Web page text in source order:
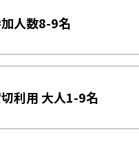
人数8-9名
利用 大人1-9名